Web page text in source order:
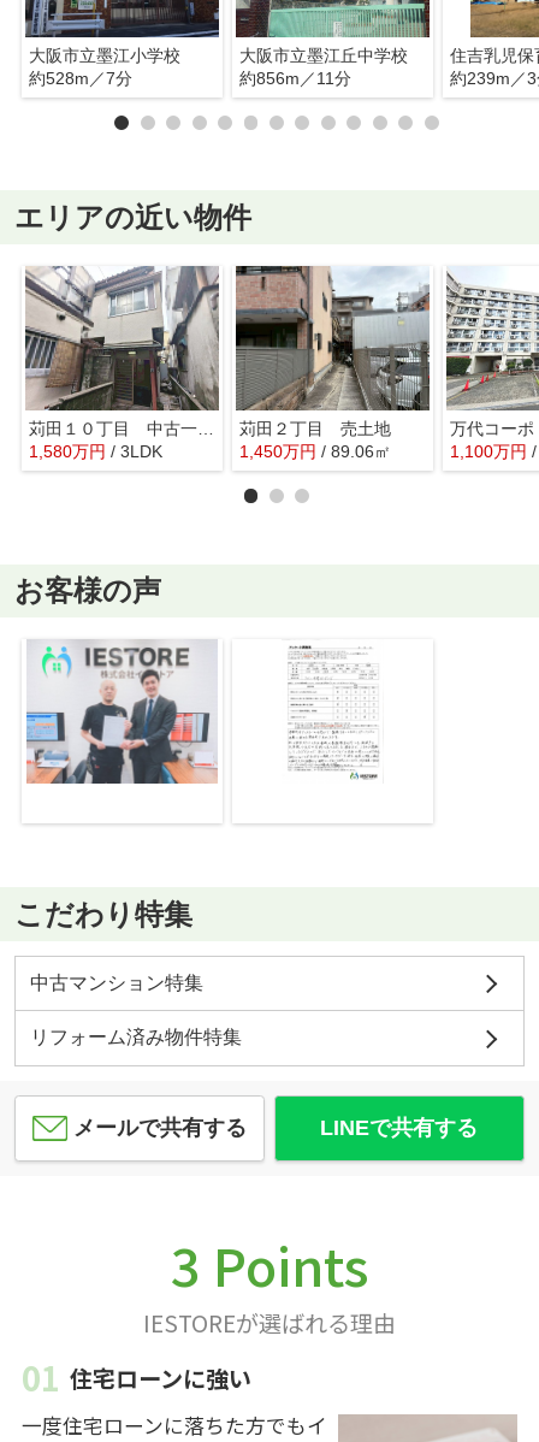
大阪市立墨江小学校
約528m／7分
大阪市立墨江丘中学校
約856m／11分
住吉乳児保
約239m／
エリアの近い物件
苅田１０丁目 中古一戸建
1,580万円 / 3LDK
苅田２丁目 売土地
1,450万円 / 89.06㎡
万代コーポ
1,100万円
お客様の声
こだわり特集
中古マンション特集
リフォーム済み物件特集
メールで共有する LINEで共有する
3 Points
IESTOREが選ばれる理由
住宅ローンに強い
一度住宅ローンに落ちた方でもイ